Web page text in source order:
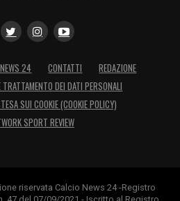
24 CONTATTI
REDAZIONE
DEI DATI PERSONALI
SUI COOKIE (COOKIE POLICY)
SPORT REVIEW
riservata Calcio News 24 -Registro